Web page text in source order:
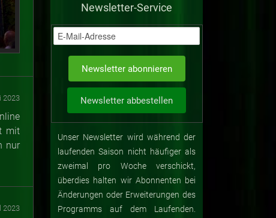
2023
mit
nur
2023
Newsletter-Service
Unser Newsletter wird während der
laufenden Saison nicht häufiger als
zweimal pro Woche verschickt,
überdies halten wir Abonnenten bei
Änderungen oder Erweiterungen des
Programms auf dem Laufenden.